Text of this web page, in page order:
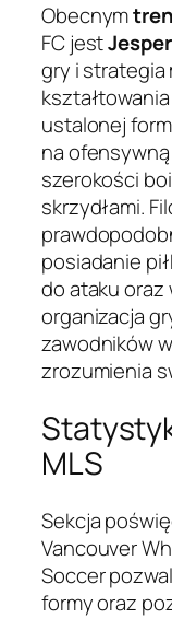
Obecnym
FC jest
gry i strategia
ustalonej
na
szerokości
skrzydłami.
posiadanie
do ataku oraz
organizacja
zawodników
zrozumienia
MLS
Sekcja
Vancouver
Soccer
formy oraz